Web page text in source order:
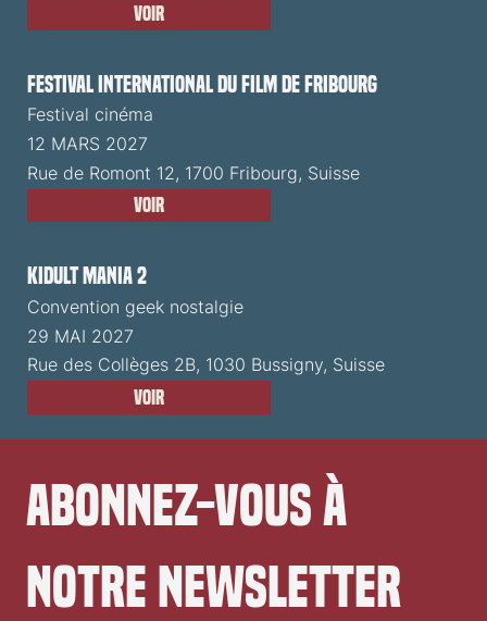
Voir
Festival International du Film de Fribourg
Festival cinéma
12 MARS 2027
Rue de Romont 12, 1700 Fribourg, Suisse
Voir
Kidult Mania 2
Convention geek nostalgie
29 MAI 2027
Rue des Collèges 2B, 1030 Bussigny, Suisse
Voir
Abonnez-vous à
notre newsletter